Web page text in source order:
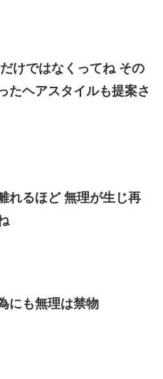
けではなくってね その
たヘアスタイルも提案さ
れるほど 無理が生じ再
にも無理は禁物